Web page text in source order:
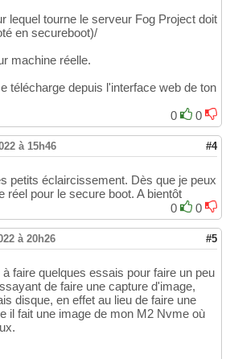
lequel tourne le serveur Fog Project doit
en secureboot)/
machine réelle.
télécharge depuis l'interface web de ton
0
0
à 15h46 #4
petits éclaircissement. Dès que je peux
réel pour le secure boot. A bientôt
0
0
à 20h26 #5
faire quelques essais pour faire un peu
de faire une capture d'image,
disque, en effet au lieu de faire une
il fait une image de mon M2 Nvme où